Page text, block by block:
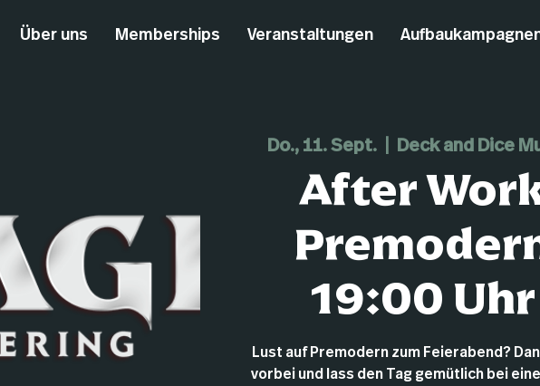
Über uns Memberships Veranstaltungen
Do., 11. Sept.
  |
Deck and Dice
After
19:00 Uhr
Lust auf Premodern zum Feierabend?
vorbei und lass den Tag gemütlich bei